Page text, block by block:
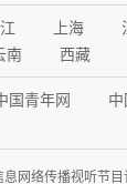
上海
南 西藏
国青年网 中
息网络传播视听节